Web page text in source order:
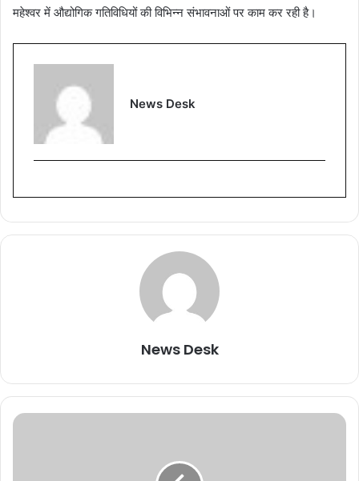
महेश्वर में औद्योगिक गतिविधियों की विभिन्न संभावनाओं पर काम कर रही है।
News Desk
News Desk